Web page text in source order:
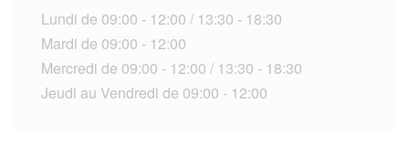
Lundi de 09:00 - 12:00 / 13:30 - 18:30
Mardi de 09:00 - 12:00
Mercredi de 09:00 - 12:00 / 13:30 - 18:30
Jeudi au Vendredi de 09:00 - 12:00